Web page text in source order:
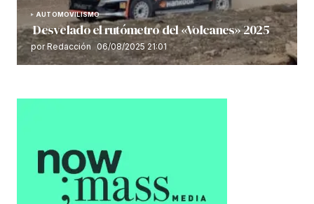
AUTOMOVILISMO
Desvelado el rutómetro del «Volcanes» 2025
por Redacción 06/08/2025 21:01